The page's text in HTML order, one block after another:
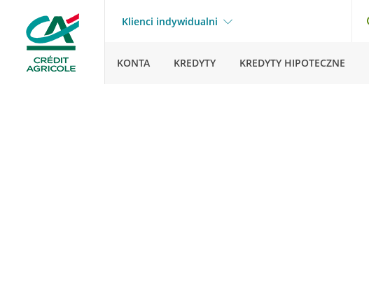
Klienci indywidualni
KONTA KREDYTY KREDYTY HIPOTECZNE